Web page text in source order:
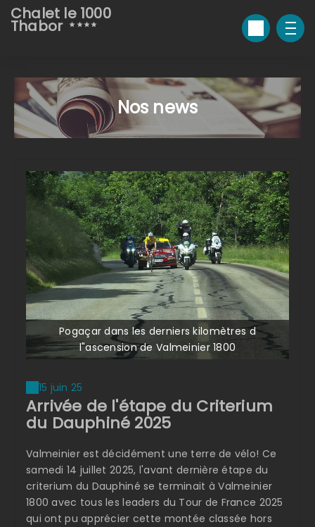
Chalet le 1000
Thabor
Nos news
Pogaçar dans les derniers kilomètres d
l"ascension de Valmeinier 1800
15 juin 25
Arrivée de l'étape du Criterium
du Dauphiné 2025
Valmeinier est décidément une terre de vélo! Ce
samedi 14 juillet 2025, l'avant dernière étape du
criterium du Dauphiné se terminait à Valmeinier
1800 avec tous les leaders du Tour de France 2025
qui ont pu apprécier cette montée classée hors